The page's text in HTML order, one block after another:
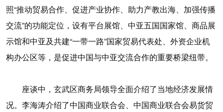
照“推动贸易合作、促进产业协作、助力产教出海、加强传播
交流”的功能定位，设有平台展馆、中亚五国国家馆、商品展
示馆和中亚及共建“一带一路”国家贸易代表处、外资企业机
构办公区等，是促进中国与中亚交流合作的重要桥梁纽带。
座谈中，玄武区商务局领导全面介绍了当地经济发展情
况。李海涛介绍了中国商业联合会、中国商业联合会易货贸